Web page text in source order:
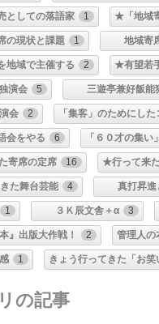
としての落語家 1 ★「地域
現状と課題 1 地域寄席
地域で主催する 2 ★有望若
演会 5 三遊亭兼好飯能
会 2 「集客」のためにした
会をやる 6 「６０才の集い
寄席の定席 16 ★行って来
た舞台芸能 4 真打昇進
1 ３Ｋ辰文舎＋α 3
』出版大作戦！ 2 管理人の
1 きょう行ってきた「お笑
の記事